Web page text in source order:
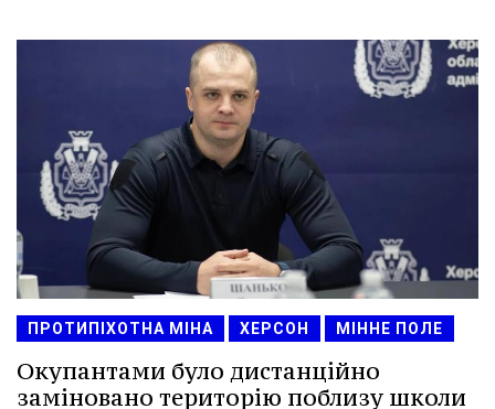
ПРОТИПІХОТНА МІНА ХЕРСОН МІННЕ ПОЛЕ
Окупантами було дистанційно
заміновано територію поблизу школи